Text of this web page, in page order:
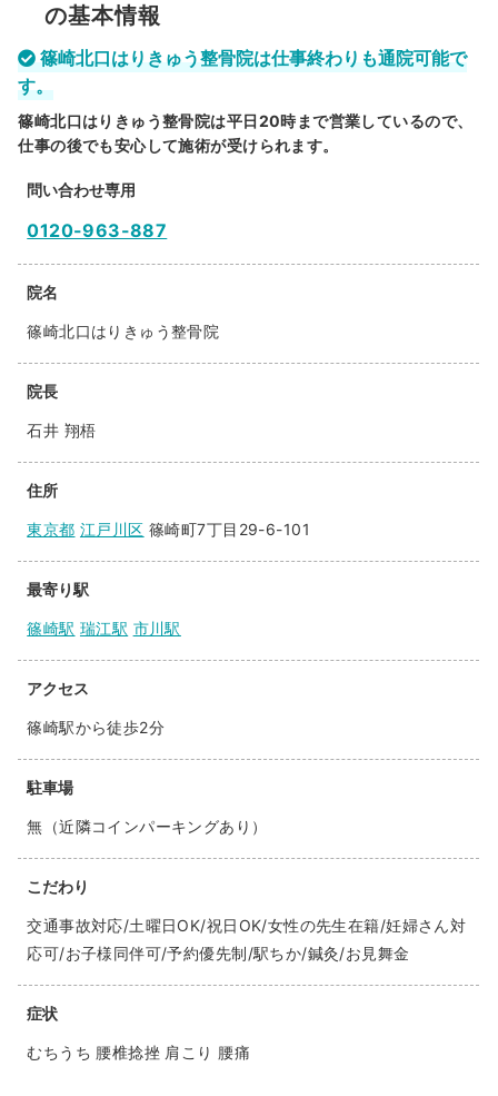
の基本情報
篠崎北口はりきゅう整骨院は仕事終わりも通院可能で
す。
篠崎北口はりきゅう整骨院は平日20時まで営業しているので、
仕事の後でも安心して施術が受けられます。
問い合わせ専用
0120-963-887
院名
篠崎北口はりきゅう整骨院
院長
石井 翔梧
住所
東京都 江戸川区 篠崎町7丁目29-6-101
最寄り駅
篠崎駅 瑞江駅 市川駅
アクセス
篠崎駅から徒歩2分
駐車場
無（近隣コインパーキングあり）
こだわり
交通事故対応/土曜日OK/祝日OK/女性の先生在籍/妊婦さん対
応可/お子様同伴可/予約優先制/駅ちか/鍼灸/お見舞金
症状
むちうち 腰椎捻挫 肩こり 腰痛